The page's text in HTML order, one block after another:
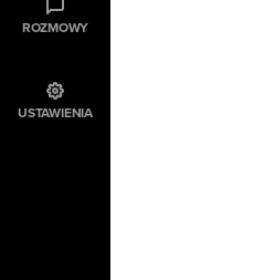
ROZMOWY
USTAWIENIA